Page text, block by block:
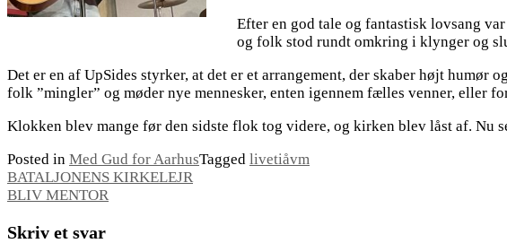
Efter en god tale og fantastisk lovsang
og folk stod rundt omkring i klynger og
Det er en af UpSides styrker, at det er et arrangement, der skaber højt
folk ”mingler” og møder nye mennesker, enten igennem fælles venner, eller
Klokken blev mange før den sidste flok tog videre, og kirken blev låst af. Nu
Posted in Med Gud for AarhusTagged livetiåvm
Indlægsnavigation
BATALJONENS KIRKELEJR
BLIV MENTOR
Skriv et svar